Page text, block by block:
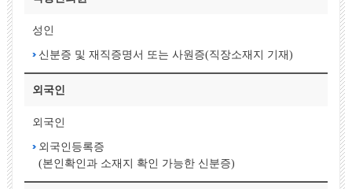
성인
신분증 및 재직증명서 또는 사원증(직장소재지 기재)
외국인
외국인
외국인등록증
(본인확인과 소재지 확인 가능한 신분증)